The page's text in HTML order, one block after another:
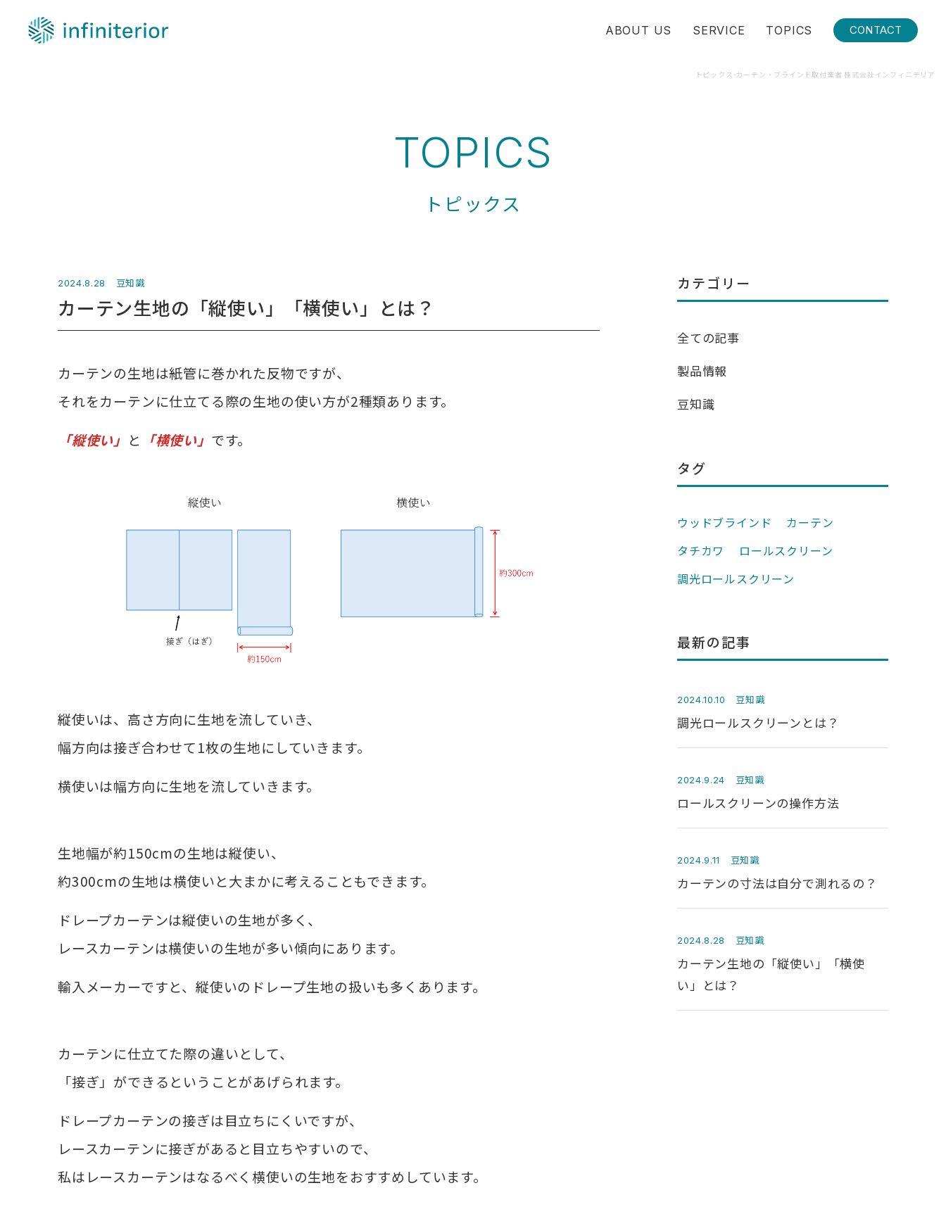
ABOUT US SERVICE TOPICS CONTACT
トピックス-カーテン・ブラインド取付業者 株式会社インフィニテリア
TOPICS
トピックス
2024.8.28 豆知識
カーテン生地の「縦使い」「横使い」とは？
カーテンの生地は紙管に巻かれた反物ですが、
それをカーテンに仕立てる際の生地の使い方が2種類あります。
「縦使い」 と 「横使い」 です。
縦使いは、高さ方向に生地を流していき、
幅方向は接ぎ合わせて1枚の生地にしていきます。
横使いは幅方向に生地を流していきます。
生地幅が約150cmの生地は縦使い、
約300cmの生地は横使いと大まかに考えることもできます。
ドレープカーテンは縦使いの生地が多く、
レースカーテンは横使いの生地が多い傾向にあります。
輸入メーカーですと、縦使いのドレープ生地の扱いも多くあります。
カーテンに仕立てた際の違いとして、
「接ぎ」ができるということがあげられます。
ドレープカーテンの接ぎは目立ちにくいですが、
レースカーテンに接ぎがあると目立ちやすいので、
私はレースカーテンはなるべく横使いの生地をおすすめしています。
カテゴリー
全ての記事
製品情報
豆知識
タグ
ウッドブラインド
カーテン
タチカワ
ロールスクリーン
調光ロールスクリーン
最新の記事
2024.10.10 豆知識
調光ロールスクリーンとは？
2024.9.24 豆知識
ロールスクリーンの操作方法
2024.9.11 豆知識
カーテンの寸法は自分で測れるの？
2024.8.28 豆知識
カーテン生地の「縦使い」「横使
い」とは？